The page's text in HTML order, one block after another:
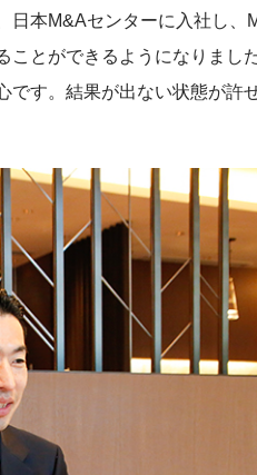
日本M&Aセンターに入社し、
とができるようになりました
です。結果が出ない状態が許